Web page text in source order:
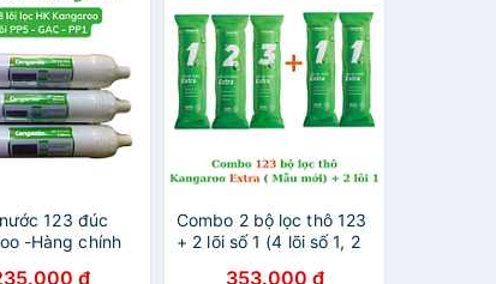
123 đúc
-Hàng chính
đ
Combo 2 bộ lọc thô 123
+ 2 lõi số 1 (4 lõi số 1, 2
353.000 đ